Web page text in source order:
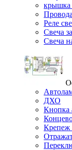
крышка
Реле
Свеча
Свеча
ДХО
Кнопка
Крепеж